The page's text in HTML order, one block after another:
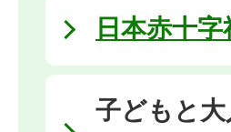
日本赤十
子どもと